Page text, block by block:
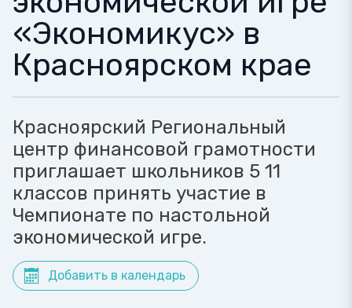
«Экономикус» в
Красноярском крае
Красноярский Региональный
центр финансовой грамотности
приглашает школьников 5 11
классов принять участие в
Чемпионате по настольной
экономической игре.
Добавить в календарь